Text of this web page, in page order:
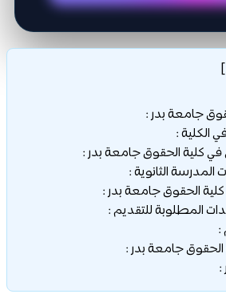
]
جامعة بدر :
الكلية :
كلية الحقوق جامعة بدر :
المدرسة الثانوية :
الحقوق جامعة بدر :
المطلوبة للتقديم :
:
جامعة بدر :
: